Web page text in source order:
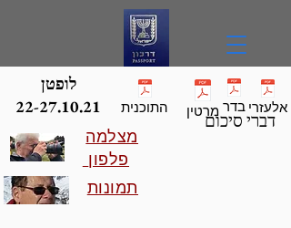
לופטן
22-27.10.21
התוכנית
מצלמה
פלפון
בדר אלעזרי מרטין
תמונות